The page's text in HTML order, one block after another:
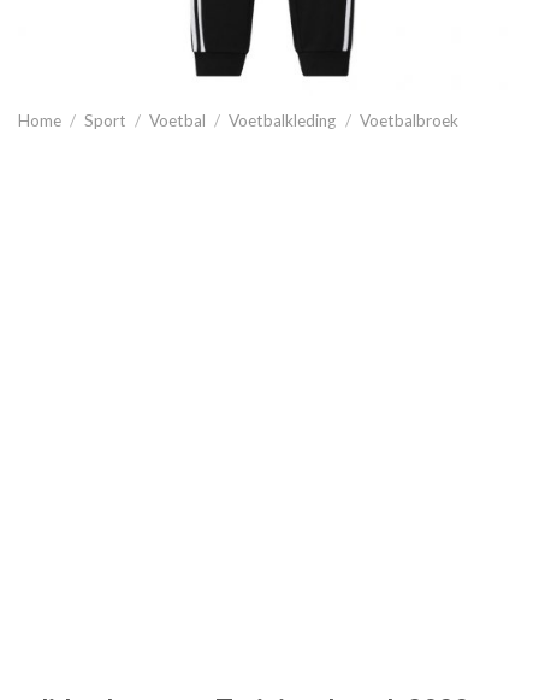
Home / Sport / Voetbal / Voetbalkleding / Voetbalbroek